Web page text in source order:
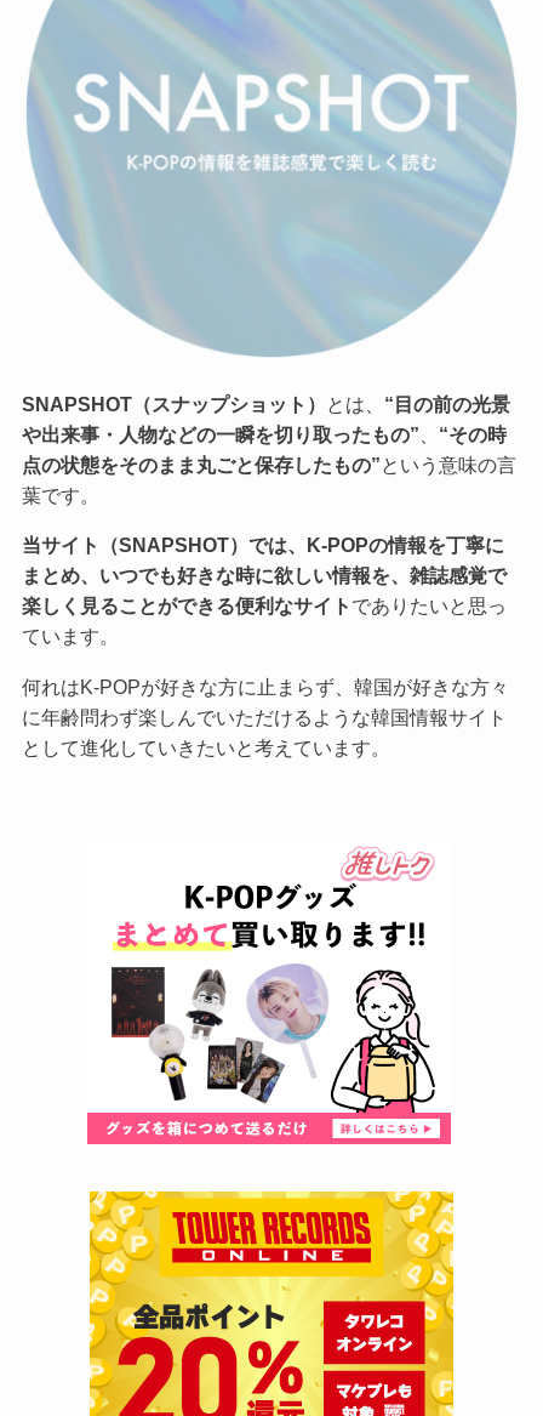
SNAPSHOT（スナップショット） とは、 “目の前の光景
や出来事・人物などの一瞬を切り取ったもの”
“その時
点の状態をそのまま丸ごと保存したもの”という意味の言
葉です。
当サイト（SNAPSHOT）では、K-POPの情報を丁寧に
まとめ、いつでも好きな時に欲しい情報を、雑誌感覚で
楽しく見ることができる便利なサイト でありたいと思っ
ています。
何れはK-POPが好きな方に止まらず、韓国が好きな方々
に年齢問わず楽しんでいただけるような韓国情報サイト
として進化していきたいと考えています。